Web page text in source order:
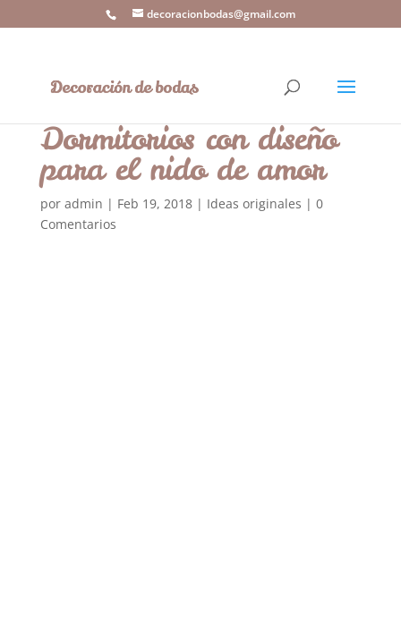
decoracionbodas@gmail.com
Dormitorios con diseño
para el nido de amor
por admin | Feb 19, 2018| Ideas originales | 0
Comentarios